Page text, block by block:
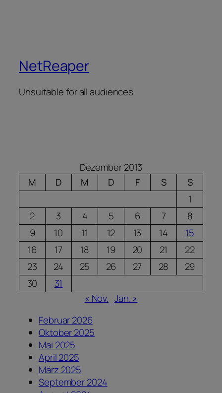
NetReaper
Unsuitable for all audiences
Dezember 2013
M
D M D F S
S
1
2
3 4 5 6 7
8
9
10 11 12 13 14
15
16
17 18 19 20 21
22
23
24 25 26 27 28
29
30
31
« Nov. Jan. »
Februar 2026
Oktober 2025
Mai 2025
April 2025
März 2025
September 2024